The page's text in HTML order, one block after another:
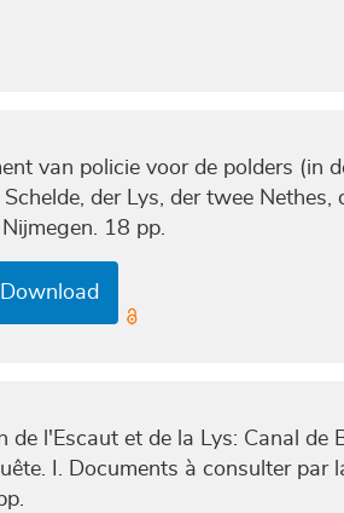
van policie voor de polders (in
der Lys, der twee
18 pp.
Download
de l'Escaut et de la Lys: Canal de
I. Documents à consulter par